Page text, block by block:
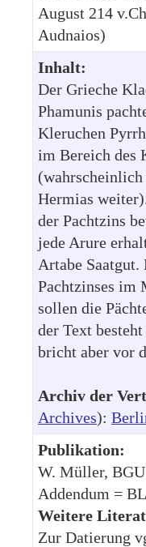
August 214
Audnaios)
Inhalt:
Der Grieche
Phamunis
Kleruchen
im Bereich des
(wahrscheinlich
Hermias
der Pachtzins
jede Arure
Artabe
Pachtzinses im
sollen die
der Text
bricht aber vor
Archiv der
Archives):
Publikation:
W. Müller,
Addendum =
Weitere
Zur Datierung